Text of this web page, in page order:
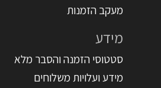
מעקב הזמנות
מידע
סטטוסי הזמנה והסבר מלא
מידע ועלויות משלוחים